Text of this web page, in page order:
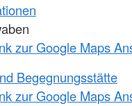
zur Google Maps
Begegnungsstätte
zur Google Maps